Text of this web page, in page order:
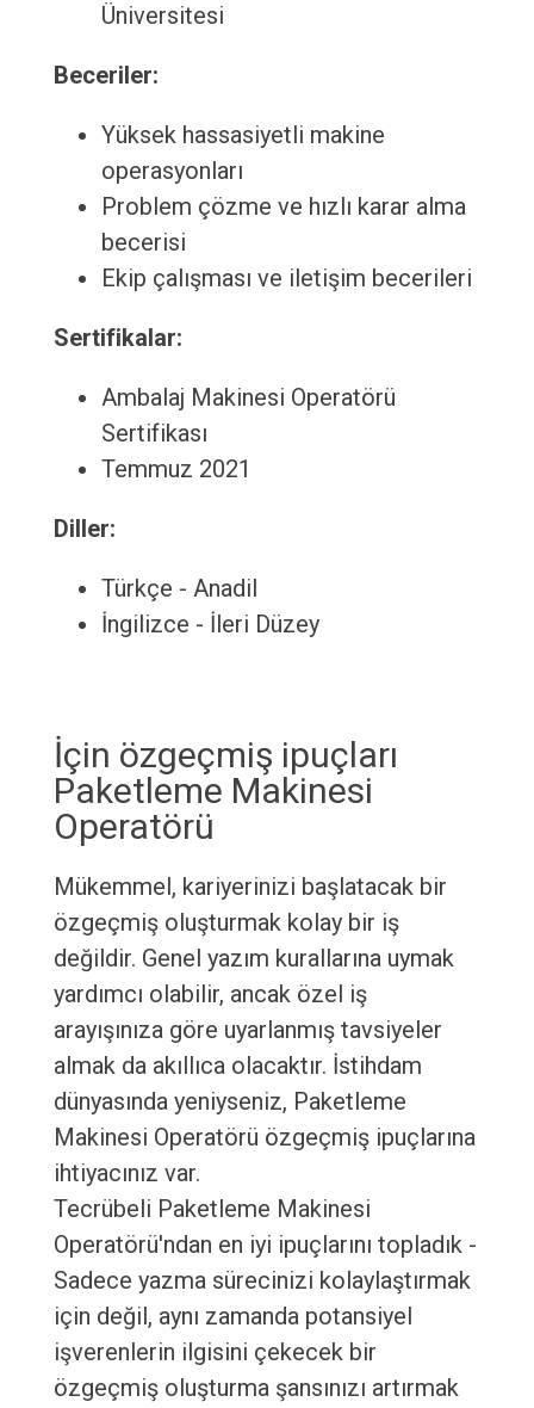
Üniversitesi
Beceriler:
Yüksek hassasiyetli makine
operasyonları
Problem çözme ve hızlı karar alma
becerisi
Ekip çalışması ve iletişim becerileri
Sertifikalar:
Ambalaj Makinesi Operatörü
Sertifikası
Temmuz 2021
Diller:
Türkçe - Anadil
İngilizce - İleri Düzey
İçin özgeçmiş ipuçları
Paketleme Makinesi
Operatörü
Mükemmel, kariyerinizi başlatacak bir
özgeçmiş oluşturmak kolay bir iş
değildir. Genel yazım kurallarına uymak
yardımcı olabilir, ancak özel iş
arayışınıza göre uyarlanmış tavsiyeler
almak da akıllıca olacaktır. İstihdam
dünyasında yeniyseniz, Paketleme
Makinesi Operatörü özgeçmiş ipuçlarına
ihtiyacınız var.
Tecrübeli Paketleme Makinesi
Operatörü'ndan en iyi ipuçlarını topladık -
Sadece yazma sürecinizi kolaylaştırmak
için değil, aynı zamanda potansiyel
işverenlerin ilgisini çekecek bir
özgeçmiş oluşturma şansınızı artırmak